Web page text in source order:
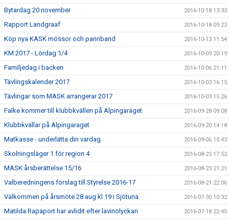
Bytardag 20 november 2016-10-18 13:33
Rapport Landgraaf 2016-10-18 09:23
Köp nya KASK mössor och pannband 2016-10-13 11:54
KM 2017 - Lördag 1/4 2016-10-09 20:19
Familjedag i backen 2016-10-06 21:11
Tävlingskalender 2017 2016-10-03 16:15
Tävlingar som MASK arrangerar 2017 2016-10-03 15:26
Falke kommer till klubbkvällen på Alpingaraget 2016-09-28 09:08
Klubbkvällar på Alpingaraget 2016-09-20 14:18
Matkasse - underlätta din vardag 2016-09-06 10:43
Skolningsläger 1 för region 4 2016-08-25 17:52
MASK årsberättelse 15/16 2016-08-23 21:21
Valberedningens förslag till Styrelse 2016-17 2016-08-21 22:06
Välkommen på årsmöte 28 aug kl 19 i Sjötuna 2016-07-30 10:32
Matilda Rapaport har avlidit efter lavinolyckan 2016-07-18 22:40